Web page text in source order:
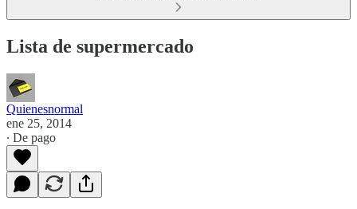
Lista de supermercado
Quienesnormal
ene 25, 2014
∙ De pago